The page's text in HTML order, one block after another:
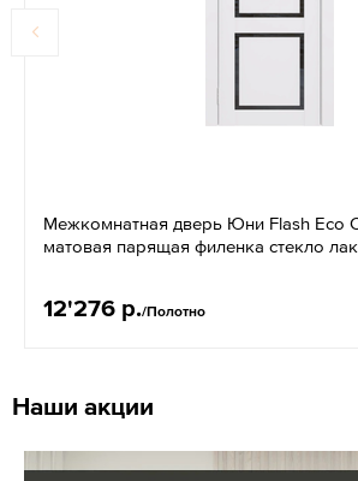
Межкомнатная дверь Юни Flash Eco
матовая парящая филенка стекло
12'276 р./Полотно
Наши акции